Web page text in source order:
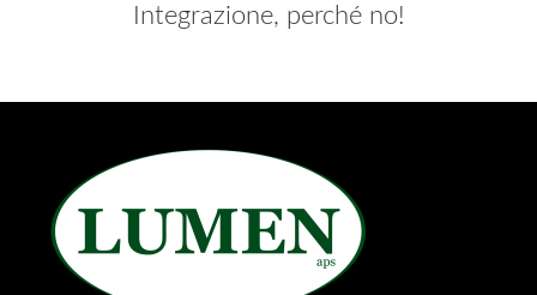
Integrazione, perché no!